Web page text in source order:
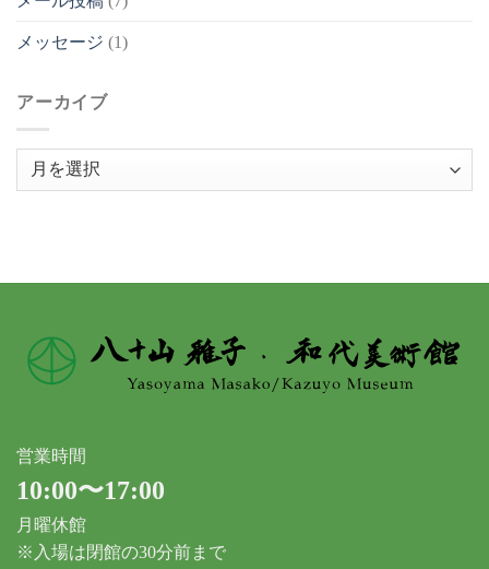
メッセージ (1)
アーカイブ
営業時間
10:00〜17:00
月曜休館
※入場は閉館の30分前まで